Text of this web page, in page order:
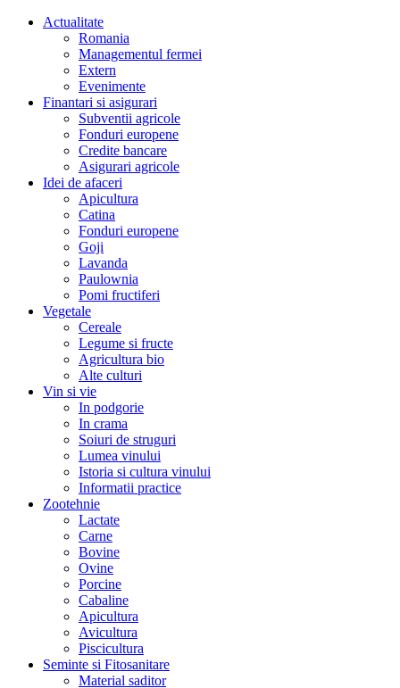
Actualitate
Romania
Managementul fermei
Extern
Evenimente
Finantari si asigurari
Subventii agricole
Fonduri europene
Credite bancare
Asigurari agricole
Idei de afaceri
Apicultura
Catina
Fonduri europene
Goji
Lavanda
Paulownia
Pomi fructiferi
Vegetale
Cereale
Legume si fructe
Agricultura bio
Alte culturi
Vin si vie
In podgorie
In crama
Soiuri de struguri
Lumea vinului
Istoria si cultura vinului
Informatii practice
Zootehnie
Lactate
Carne
Bovine
Ovine
Porcine
Cabaline
Apicultura
Avicultura
Piscicultura
Seminte si Fitosanitare
Material saditor